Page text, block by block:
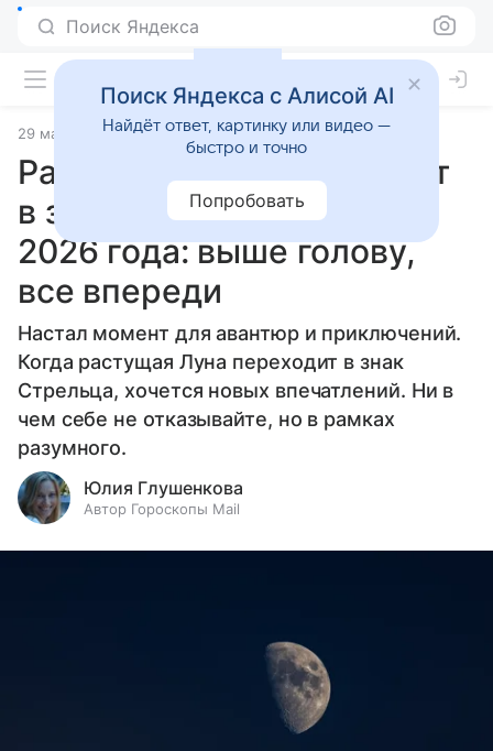
Поиск Яндекса
29 мая 2026 Источник:Гороскопы Mail Статьи
Растущая Луна переходит
в знак Стрельца 30 мая
2026 года: выше голову,
все впереди
Настал момент для авантюр и приключений.
Когда растущая Луна переходит в знак
Стрельца, хочется новых впечатлений. Ни в
чем себе не отказывайте, но в рамках
разумного.
Юлия Глушенкова
Автор Гороскопы Mail
Поиск Яндекса с Алисой AI
Найдёт ответ, картинку или видео —
быстро и точно
Попробовать